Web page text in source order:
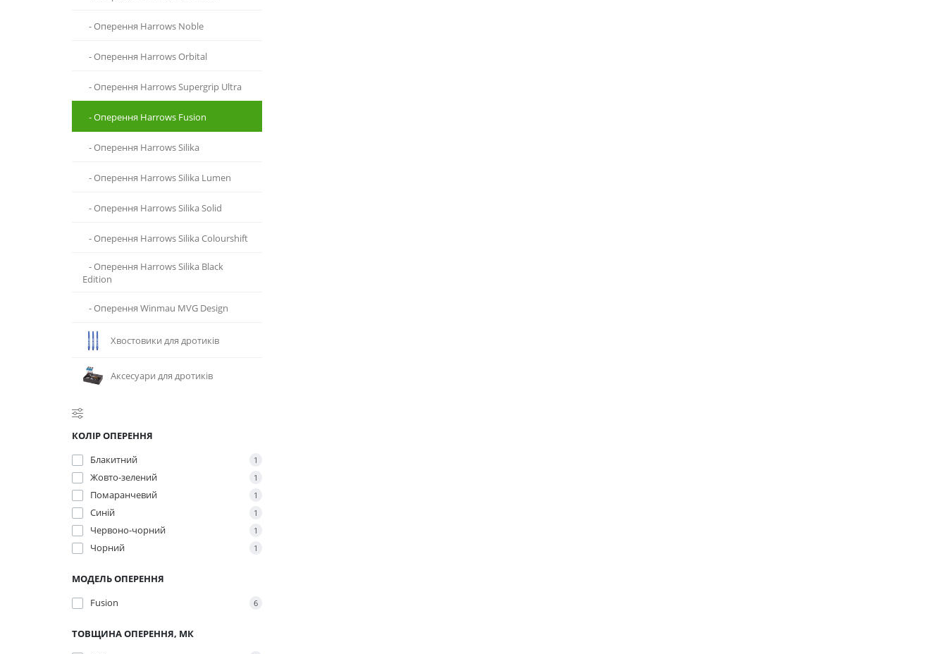
- Оперення Harrows Noble
- Оперення Harrows Orbital
- Оперення Harrows Supergrip Ultra
- Оперення Harrows Fusion
- Оперення Harrows Silika
- Оперення Harrows Silika Lumen
- Оперення Harrows Silika Solid
- Оперення Harrows Silika Colourshift
- Оперення Harrows Silika Black
Edition
- Оперення Winmau MVG Design
Хвостовики для дротиків
Аксесуари для дротиків
КОЛІР ОПЕРЕННЯ
Блакитний
1
Жовто-зелений 1
Помаранчевий 1
Синій 1
Червоно-чорний 1
Чорний 1
МОДЕЛЬ ОПЕРЕННЯ
Fusion
6
ТОВЩИНА ОПЕРЕННЯ, МК